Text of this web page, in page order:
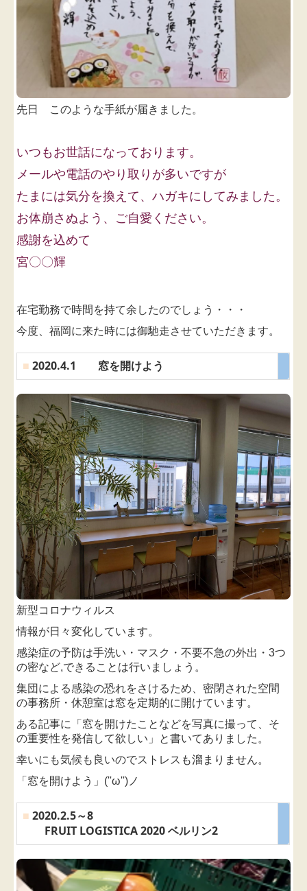
先日 このような手紙が届きました。
いつもお世話になっております。
メールや電話のやり取りが多いですが
たまには気分を換えて、ハガキにしてみました。
お体崩さぬよう、ご自愛ください。
感謝を込めて
宮〇〇輝
在宅勤務で時間を持て余したのでしょう・・・
今度、福岡に来た時には御馳走させていただきます。
■ 2020.4.1 窓を開けよう
新型コロナウィルス
情報が日々変化しています。
感染症の予防は手洗い・マスク・不要不急の外出・3つ
の密など,できることは行いましょう 。
集団による感染の恐れをさけるため、密閉された空間
の事務所・休憩室は窓を定期的に開けています。
ある記事に「窓を開けたことなどを写真に撮って、そ
の重要性を発信して欲しい」と書いてありました。
幸いにも気候も良いのでストレスも溜まりません。
「窓を開けよう」(''ω'')ノ
■ 2020.2.5～8
FRUIT LOGISTICA 2020 ベルリン2